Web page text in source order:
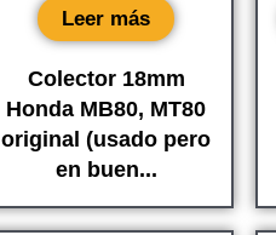
Colector 18mm
Honda MB80, MT80
original (usado pero
en buen...
Leer más